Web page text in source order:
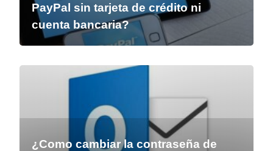
PayPal sin tarjeta de crédito ni
cuenta bancaria?
¿Como cambiar la contraseña de